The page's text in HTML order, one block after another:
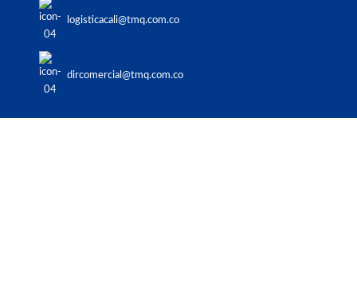
logisticacali@tmq.com.co
dircomercial@tmq.com.co